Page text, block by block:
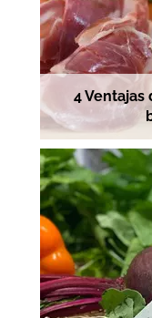
4 Ventajas